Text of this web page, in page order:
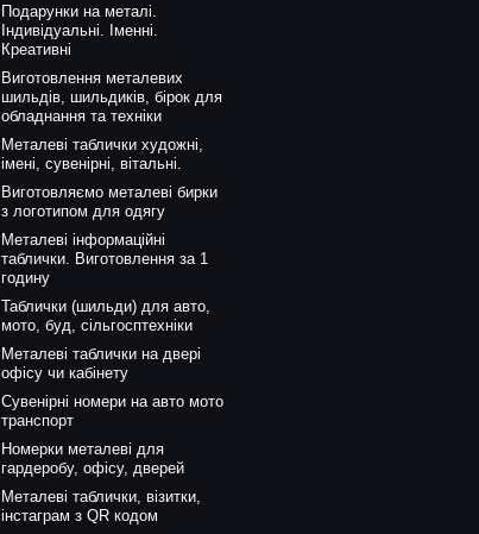
Подарунки на металі.
Індивідуальні. Іменні.
Креативні
Виготовлення металевих
шильдів, шильдиків, бірок для
обладнання та техніки
Металеві таблички художні,
імені, сувенірні, вітальні.
Виготовляємо металеві бирки
з логотипом для одягу
Металеві інформаційні
таблички. Виготовлення за 1
годину
Таблички (шильди) для авто,
мото, буд, сільгосптехніки
Металеві таблички на двері
офісу чи кабінету
Сувенірні номери на авто мото
транспорт
Номерки металеві для
гардеробу, офісу, дверей
Металеві таблички, візитки,
інстаграм з QR кодом